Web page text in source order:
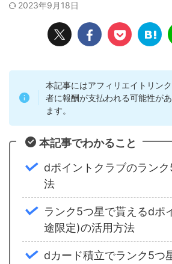
2023年9月18日
本記事にはアフィリエイトリン
者に報酬が支払われる可能性が
ます。
本記事でわかること
dポイントクラブのラン
法
ランク5つ星で貰えるdポ
途限定)の活用方法
dカード積立でランク5つ